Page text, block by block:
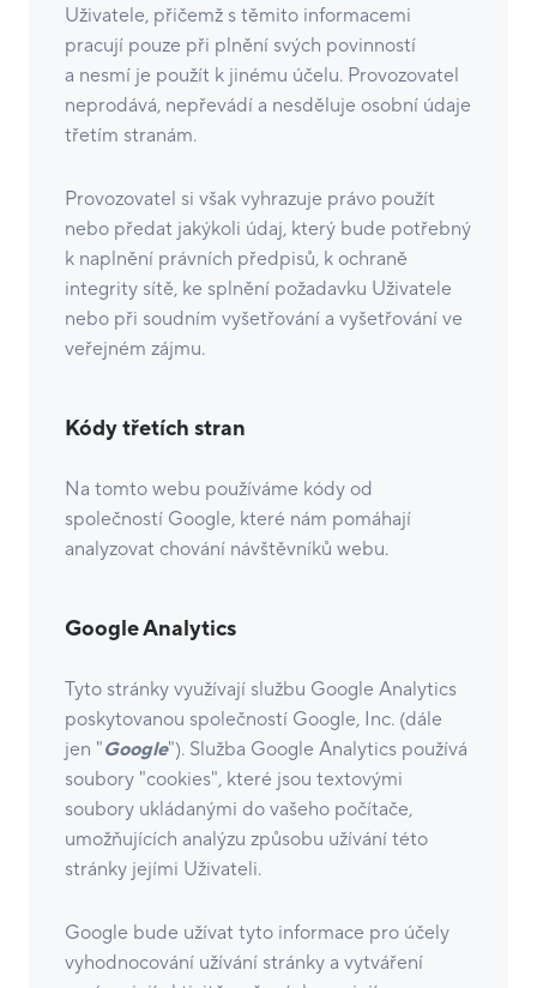
Uživatele, přičemž s těmito informacemi
pracují pouze při plnění svých povinností
a nesmí je použít k jinému účelu. Provozovatel
neprodává, nepřevádí a nesděluje osobní údaje
třetím stranám.
Provozovatel si však vyhrazuje právo použít
nebo předat jakýkoli údaj, který bude potřebný
k naplnění právních předpisů, k ochraně
integrity sítě, ke splnění požadavku Uživatele
nebo při soudním vyšetřování a vyšetřování ve
veřejném zájmu.
Kódy třetích stran
Na tomto webu používáme kódy od
společností Google, které nám pomáhají
analyzovat chování návštěvníků webu.
Google Analytics
Tyto stránky využívají službu Google Analytics
poskytovanou společností Google, Inc. (dále
jen "Google"). Služba Google Analytics používá
soubory "cookies", které jsou textovými
soubory ukládanými do vašeho počítače,
umožňujících analýzu způsobu užívání této
stránky jejími Uživateli.
Google bude užívat tyto informace pro účely
vyhodnocování užívání stránky a vytváření